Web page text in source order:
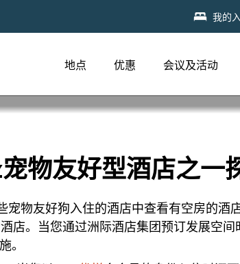
我的
地点 优惠 会议及活动
物友好型酒店之一
物友好狗入住的酒店中查看有空房的酒
店。当您通过洲际酒店集团预订发展空
。